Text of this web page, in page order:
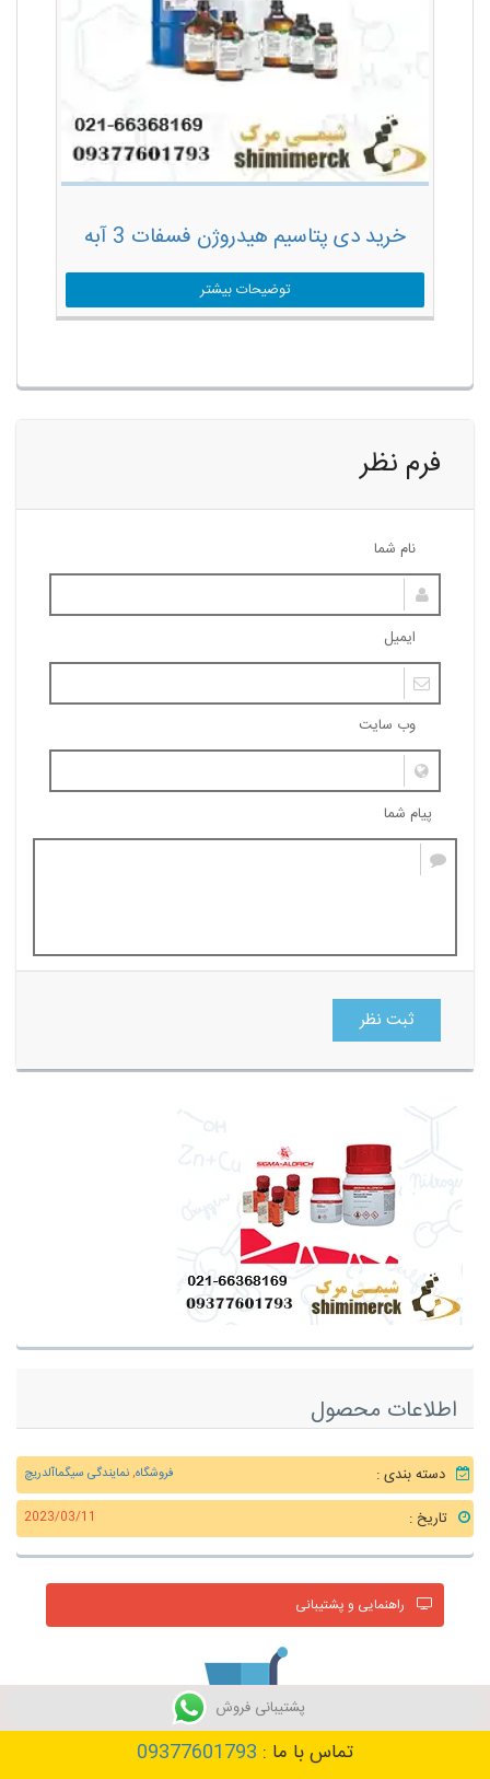
خرید دی پتاسیم هیدروژن فسفات 3 آبه
توضیحات بیشتر
فرم نظر
نام شما
ایمیل
وب سایت
پیام شما
ثبت نظر
اطلاعات محصول
دسته بندی : فروشگاه,نمایندگی سیگماآلدریچ
تاریخ : 2023/03/11
راهنمایی و پشتیبانی
تماس با ما : 09377601793
پشتیبانی فروش